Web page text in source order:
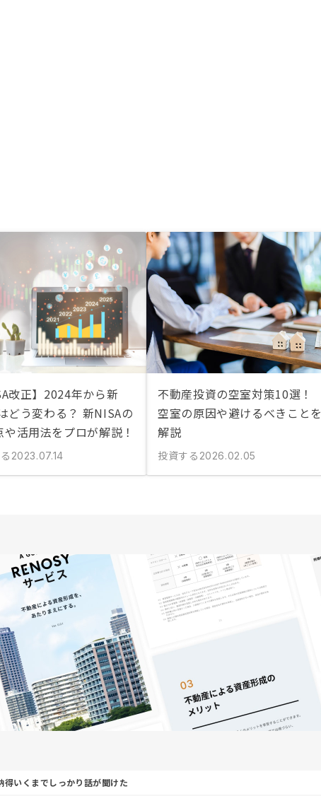
改正】2024年から新
どう変わる？ 新NISAの
や活用法をプロが解説！
2023.07.14
不動産投資の空室対策10選！
空室の原因や避けるべきことを
解説
投資する 2026.02.05
得いくまでしっかり話が聞けた